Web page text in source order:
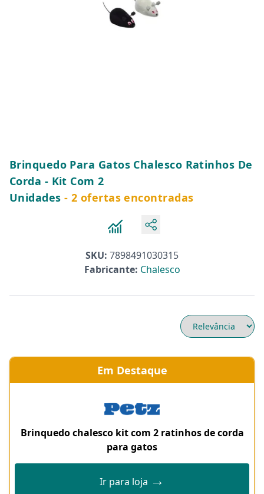
Brinquedo Para Gatos Chalesco Ratinhos De
Corda - Kit Com 2
Unidades - 2 ofertas encontradas
SKU: 7898491030315
Fabricante: Chalesco
Em Destaque
Brinquedo chalesco kit com 2 ratinhos de corda
para gatos
Ir para loja →